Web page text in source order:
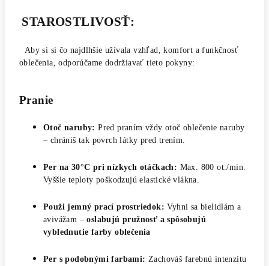
STAROSTLIVOSŤ:
Aby si si čo najdlhšie užívala vzhľad, komfort a funkčnosť
oblečenia, odporúčame dodržiavať tieto pokyny:
Pranie
Otoč naruby: Pred praním vždy otoč oblečenie naruby
– chrániš tak povrch látky pred trením.
Per na 30°C pri nízkych otáčkach: Max. 800 ot./min.
Vyššie teploty poškodzujú elastické vlákna.
Použi jemný prací prostriedok: Vyhni sa bielidlám a
avivážam –oslabujú pružnosť a spôsobujú
vyblednutie farby oblečenia
Per s podobnými farbami: Zachováš farebnú intenzitu